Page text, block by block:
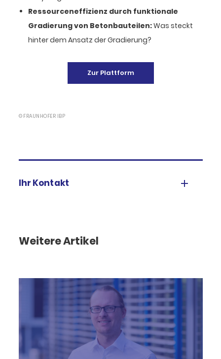
Ressourceneffizienz durch funktionale
Gradierung von Betonbauteilen:Was steckt
hinter dem Ansatz der Gradierung?
Zur Plattform
© FRAUNHOFER IBP
Ihr Kontakt
Weitere Artikel